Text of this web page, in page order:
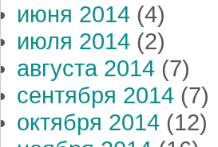
июня 2014 (4)
июля 2014 (2)
августа 2014 (7)
сентября 2014 (7)
октября 2014 (12)